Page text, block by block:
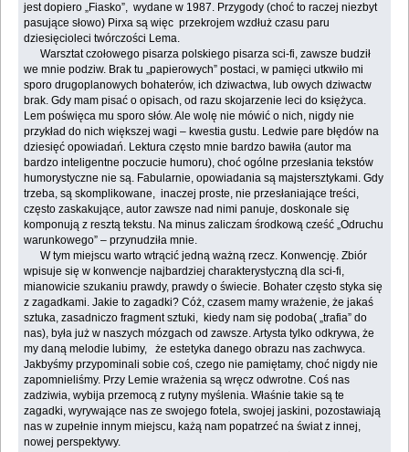
jest dopiero „Fiasko”, wydane w 1987. Przygody (choć to raczej niezbyt
pasujące słowo) Pirxa są więc przekrojem wzdłuż czasu paru
dziesięcioleci twórczości Lema.
Warsztat czołowego pisarza polskiego pisarza sci-fi, zawsze budził
we mnie podziw. Brak tu „papierowych” postaci, w pamięci utkwiło mi
sporo drugoplanowych bohaterów, ich dziwactwa, lub owych dziwactw
brak. Gdy mam pisać o opisach, od razu skojarzenie leci do księżyca.
Lem poświęca mu sporo słów. Ale wolę nie mówić o nich, nigdy nie
przykład do nich większej wagi – kwestia gustu. Ledwie pare błędów na
dziesięć opowiadań. Lektura często mnie bardzo bawiła (autor ma
bardzo inteligentne poczucie humoru), choć ogólne przesłania tekstów
humorystyczne nie są. Fabularnie, opowiadania są majstersztykami. Gdy
trzeba, są skomplikowane, inaczej proste, nie przesłaniające treści,
często zaskakujące, autor zawsze nad nimi panuje, doskonale się
komponują z resztą tekstu. Na minus zaliczam środkową cześć „Odruchu
warunkowego” – przynudziła mnie.
W tym miejscu warto wtrącić jedną ważną rzecz. Konwencję. Zbiór
wpisuje się w konwencje najbardziej charakterystyczną dla sci-fi,
mianowicie szukaniu prawdy, prawdy o świecie. Bohater często styka się
z zagadkami. Jakie to zagadki? Cóż, czasem mamy wrażenie, że jakaś
sztuka, zasadniczo fragment sztuki, kiedy nam się podoba( „trafia” do
nas), była już w naszych mózgach od zawsze. Artysta tylko odkrywa, że
my daną melodie lubimy, że estetyka danego obrazu nas zachwyca.
Jakbyśmy przypominali sobie coś, czego nie pamiętamy, choć nigdy nie
zapomnieliśmy. Przy Lemie wrażenia są wręcz odwrotne. Coś nas
zadziwia, wybija przemocą z rutyny myślenia. Właśnie takie są te
zagadki, wyrywające nas ze swojego fotela, swojej jaskini, pozostawiają
nas w zupełnie innym miejscu, każą nam popatrzeć na świat z innej,
nowej perspektywy.